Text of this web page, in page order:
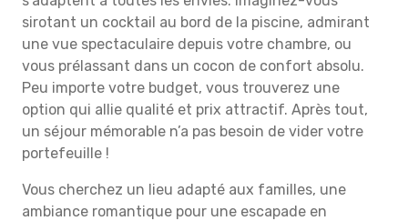
sirotant un cocktail au bord de la piscine, admirant
une vue spectaculaire depuis votre chambre, ou
vous prélassant dans un cocon de confort absolu.
Peu importe votre budget, vous trouverez une
option qui allie qualité et prix attractif. Après tout,
un séjour mémorable n’a pas besoin de vider votre
portefeuille !
Vous cherchez un lieu adapté aux familles, une
ambiance romantique pour une escapade en